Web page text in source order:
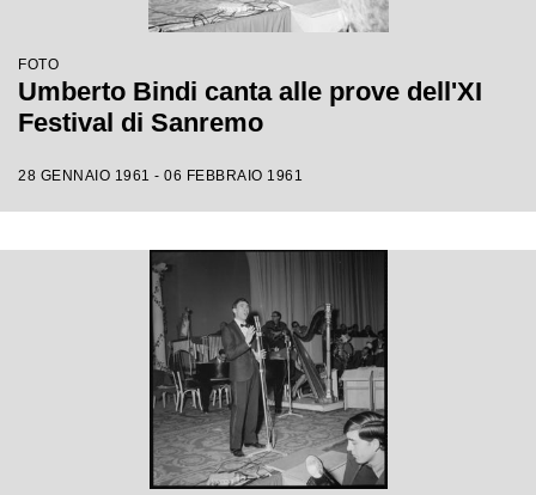
FOTO
Umberto Bindi canta alle prove dell'XI
Festival di Sanremo
28 GENNAIO 1961 - 06 FEBBRAIO 1961